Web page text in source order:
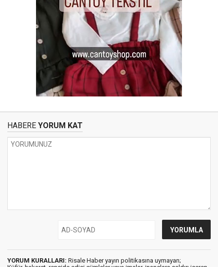
HABERE YORUM KAT
YORUM KURALLARI: Risale Haber yayın politikasına uymayan;